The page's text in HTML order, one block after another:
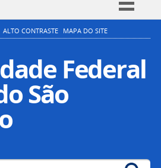
Simplifique!
Participe
Acesso à informação
Legislação
ALTO CONTRASTE MAPA DO SITE
Federal
São